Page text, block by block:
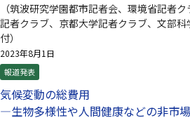
（筑波研究学園都市記者会、環境省記者
記者クラブ、京都大学記者クラブ、文部
付）
2023年8月1日
報道発表
気候変動の総費用
—生物多様性や人間健康などの非市